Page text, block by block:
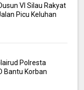
VI Silau Rakyat
Picu Keluhan
Polresta
Bantu Korban